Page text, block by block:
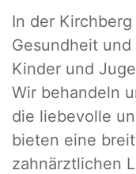
In der
Gesundheit
Kinder und
Wir behandeln
die liebevolle
bieten eine
zahnärztlichen